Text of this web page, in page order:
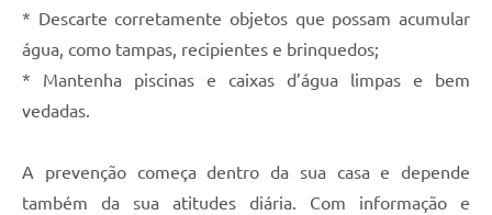
Obras
Galeria de Vídeos
Projetos
Links
* Descarte corretamente objetos que possam acumular
água, como tampas, recipientes e brinquedos;
* Mantenha piscinas e caixas d’água limpas e bem
vedadas.
A prevenção começa dentro da sua casa e depende
também da sua atitudes diária. Com informação e